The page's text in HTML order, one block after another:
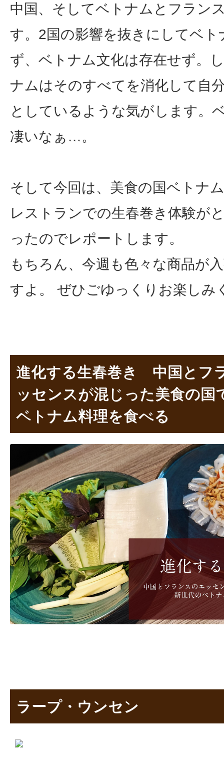
中国、そしてベトナムとフラン
す。2国の影響を抜きにしてベト
ず、ベトナム文化は存在せず。
ナムはそのすべてを消化して自
としているような気がします。
凄いなぁ…。
そして今回は、美食の国ベトナ
レストランでの生春巻き体験が
ったのでレポートします。
もちろん、今週も色々な商品が
すよ。 ぜひごゆっくりお楽しみ
進化する生春巻き 中国とフ
ッセンスが混じった美食の国
ベトナム料理を食べる
ラープ・ウンセン